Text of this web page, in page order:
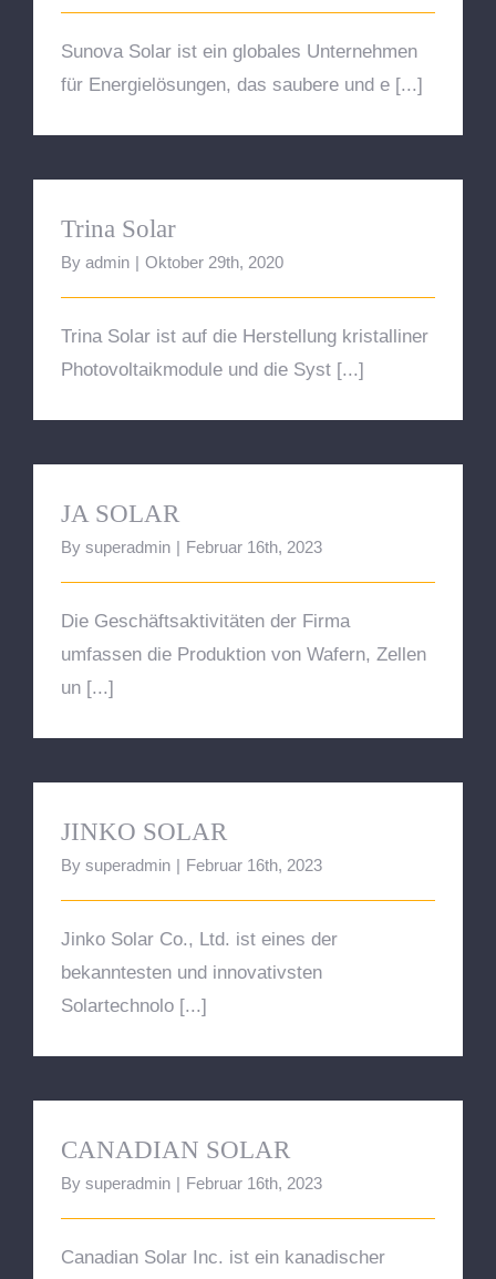
Sunova Solar ist ein globales Unternehmen
für Energielösungen, das saubere und e [...]
Trina Solar
By admin | Oktober 29th, 2020
Trina Solar ist auf die Herstellung kristalliner
Photovoltaikmodule und die Syst [...]
JA SOLAR
By superadmin | Februar 16th, 2023
Die Geschäftsaktivitäten der Firma
umfassen die Produktion von Wafern, Zellen
un [...]
JINKO SOLAR
By superadmin | Februar 16th, 2023
Jinko Solar Co., Ltd. ist eines der
bekanntesten und innovativsten
Solartechnolo [...]
CANADIAN SOLAR
By superadmin | Februar 16th, 2023
Canadian Solar Inc. ist ein kanadischer